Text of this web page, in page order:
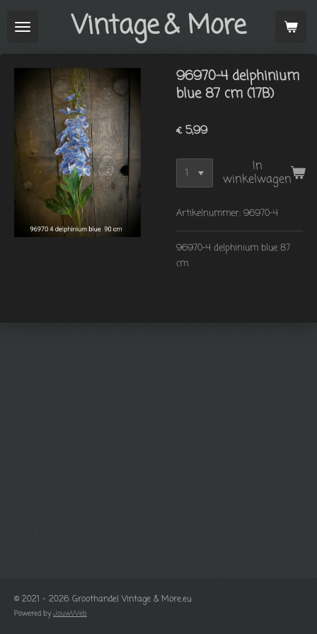
direct
Vintage& More
96970-4 delphinium
blue 87 cm (17B)
€ 5,99
In
winkelwagen
Artikelnummer: 96970-4
96970-4 delphinium blue 87
cm
© 2021 - 2026 Groothandel Vintage & More.eu
Powered by JouwWeb